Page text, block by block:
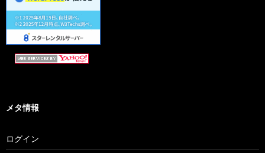
メタ情報
ログイン